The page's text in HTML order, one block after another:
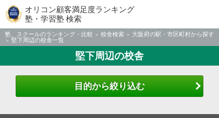
オリコン顧客満足度ランキング
塾・学習塾 検索
塾、スクールのランキング・比較 校舎検索
大阪府の駅・市区町村から探す
堅下周辺の校舎一覧
堅下周辺の校舎
目的から絞り込む